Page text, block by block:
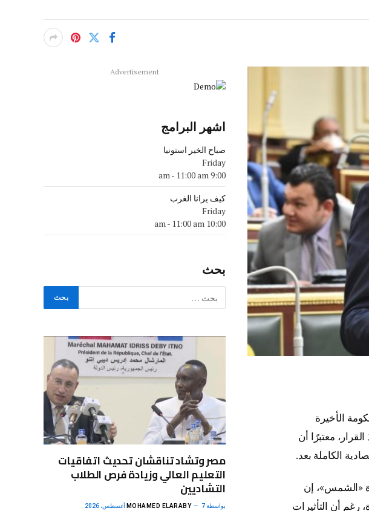
الأخيرة
معتبرًا أن
الكاملة بعد.
«الشمس»، إن
رغم أن التأثيرات
Advertisement
اشهر البرامج
صباح الخير استونيا
Friday
9:00 am
- 11:00 am
كيف يرانا الغرب
Friday
10:00 am
- 11:00 am
بحث
مصر وتشاد تناقشان تحديث اتفاقيات
التعليم العالي وزيادة فرص الطلاب
التشاديين
بواسطة MOHAMED ELARABY 7 أغسطس، 2026